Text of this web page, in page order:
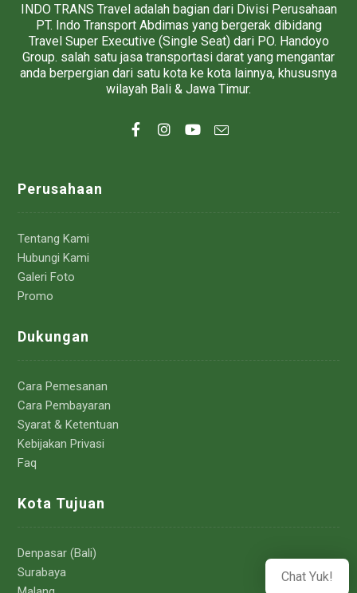
INDO TRANS Travel adalah bagian dari Divisi Perusahaan
PT. Indo Transport Abdimas yang bergerak dibidang
Travel Super Executive (Single Seat) dari PO. Handoyo
Group. salah satu jasa transportasi darat yang mengantar
anda berpergian dari satu kota ke kota lainnya, khususnya
wilayah Bali & Jawa Timur.
Perusahaan
Tentang Kami
Hubungi Kami
Galeri Foto
Promo
Dukungan
Cara Pemesanan
Cara Pembayaran
Syarat & Ketentuan
Kebijakan Privasi
Faq
Kota Tujuan
Denpasar (Bali)
Surabaya
Chat Yuk!